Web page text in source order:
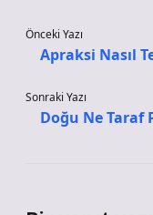
Önceki Yazı
Apraksi Nasıl
Sonraki Yazı
Doğu Ne Taraf